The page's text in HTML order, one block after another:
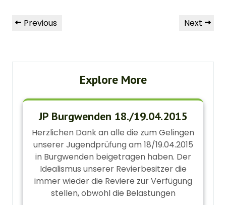
Beitragsnavigation
Previous
Previous
Next
Next
Explore More
JP Burgwenden 18./19.04.2015
Herzlichen Dank an alle die zum Gelingen
unserer Jugendprüfung am 18/19.04.2015
in Burgwenden beigetragen haben. Der
Idealismus unserer Revierbesitzer die
immer wieder die Reviere zur Verfügung
stellen, obwohl die Belastungen